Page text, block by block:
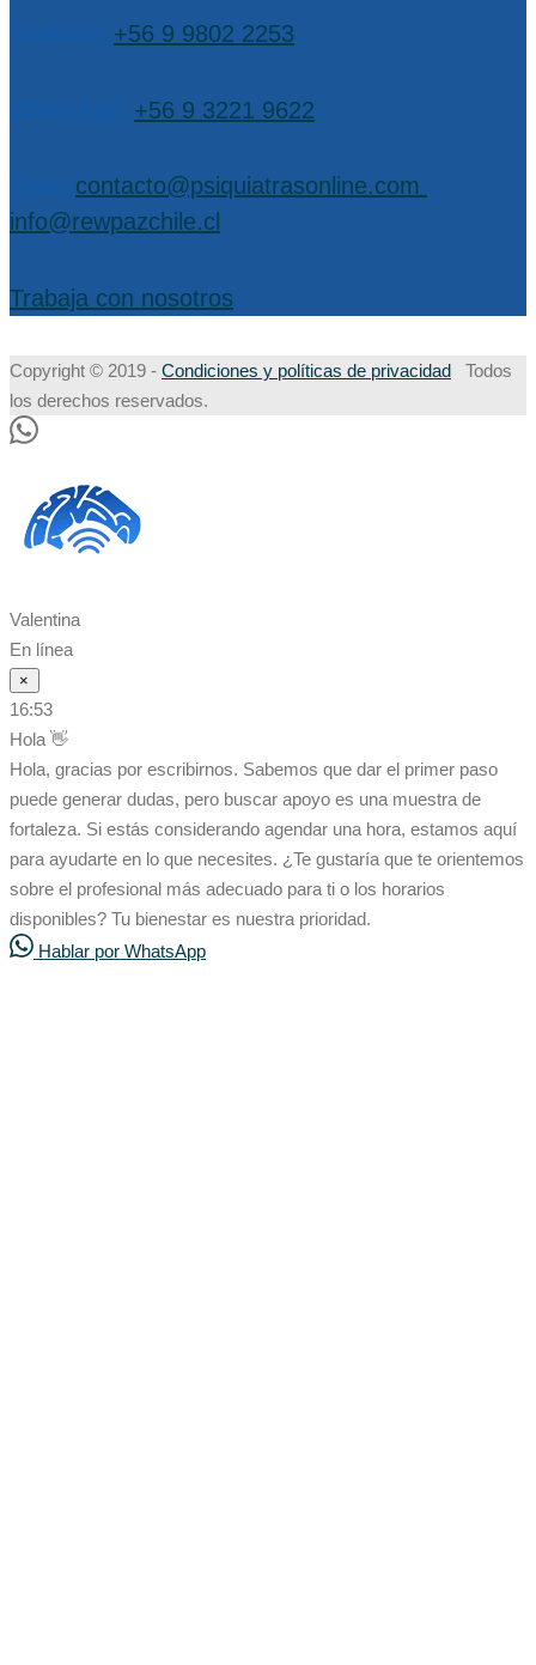
+56 9 9802 2253
+56 9 3221 9622
contacto@psiquiatrasonline.com
info@rewpazchile.cl
Trabaja con nosotros
Copyright © 2019 - Condiciones y políticas de privacidad Todos
los derechos reservados.
Valentina
En línea
×
16:53
Hola 👋
Hola, gracias por escribirnos. Sabemos que dar el primer paso
puede generar dudas, pero buscar apoyo es una muestra de
fortaleza. Si estás considerando agendar una hora, estamos aquí
para ayudarte en lo que necesites. ¿Te gustaría que te orientemos
sobre el profesional más adecuado para ti o los horarios
disponibles? Tu bienestar es nuestra prioridad.
Hablar por WhatsApp